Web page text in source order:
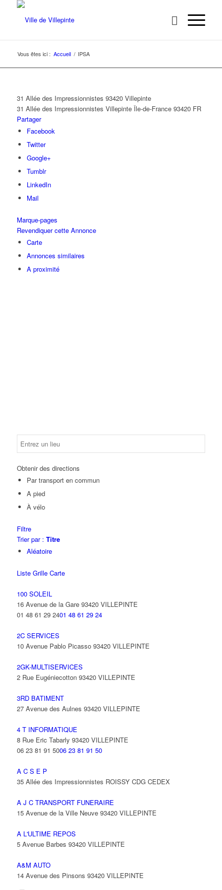
Vous êtes ici : Accueil / IPSA
31 Allée des Impressionnistes 93420 Villepinte
31 Allée des Impressionnistes Villepinte Île-de-France 93420 FR
Partager
Facebook
Twitter
Google+
Tumblr
LinkedIn
Mail
Marque-pages
Revendiquer cette Annonce
Carte
Annonces similaires
A proximité
Obtenir des directions
Par transport en commun
A pied
À vélo
Filtre
Trier par : Titre
Aléatoire
Liste Grille Carte
100 SOLEIL
16 Avenue de la Gare 93420 VILLEPINTE
01 48 61 29 2401 48 61 29 24
2C SERVICES
10 Avenue Pablo Picasso 93420 VILLEPINTE
2GK-MULTISERVICES
2 Rue Eugéniecotton 93420 VILLEPINTE
3RD BATIMENT
27 Avenue des Aulnes 93420 VILLEPINTE
4 T INFORMATIQUE
8 Rue Eric Tabarly 93420 VILLEPINTE
06 23 81 91 5006 23 81 91 50
A C S E P
35 Allée des Impressionnistes ROISSY CDG CEDEX
A J C TRANSPORT FUNERAIRE
15 Avenue de la Ville Neuve 93420 VILLEPINTE
A L'ULTIME REPOS
5 Avenue Barbes 93420 VILLEPINTE
A&M AUTO
14 Avenue des Pinsons 93420 VILLEPINTE